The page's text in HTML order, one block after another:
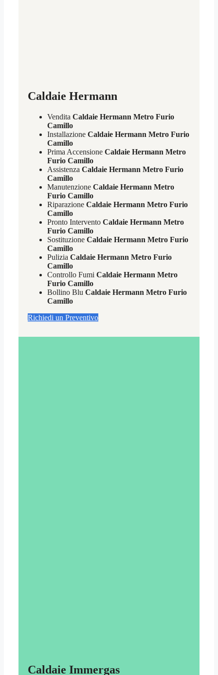
Caldaie Hermann
Vendita Caldaie Hermann Metro Furio
Camillo
Installazione Caldaie Hermann Metro Furio
Camillo
Prima Accensione Caldaie Hermann Metro
Furio Camillo
Assistenza Caldaie Hermann Metro Furio
Camillo
Manutenzione Caldaie Hermann Metro
Furio Camillo
Riparazione Caldaie Hermann Metro Furio
Camillo
Pronto Intervento Caldaie Hermann Metro
Furio Camillo
Sostituzione Caldaie Hermann Metro Furio
Camillo
Pulizia Caldaie Hermann Metro Furio
Camillo
Controllo Fumi Caldaie Hermann Metro
Furio Camillo
Bollino Blu Caldaie Hermann Metro Furio
Camillo
Richiedi un Preventivo
Caldaie Immergas